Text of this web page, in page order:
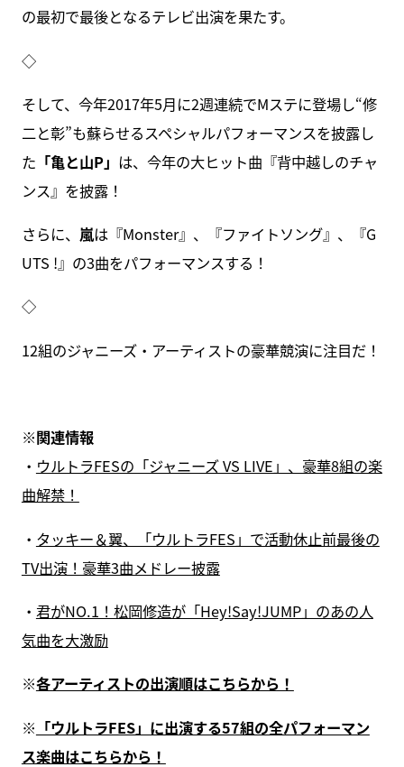
の最初で最後となるテレビ出演を果たす。
◇
そして、今年2017年5月に2週連続でMステに登場し“修
二と彰”も蘇らせるスペシャルパフォーマンスを披露し
た 「亀と山P」 は、今年の大ヒット曲『背中越しのチャ
ンス』を披露！
さらに、 嵐は『Monster』、『ファイトソング』、『G
UTS !』の3曲をパフォーマンスする！
◇
12組のジャニーズ・アーティストの豪華競演に注目だ！
※関連情報
・ ウルトラFESの「ジャニーズ VS LIVE」、豪華8組の楽
曲解禁！
・ タッキー＆翼、「ウルトラFES」で活動休止前最後の
TV出演！豪華3曲メドレー披露
・ 君がNO.1！松岡修造が「Hey!Say!JUMP」のあの人
気曲を大激励
※各アーティストの出演順はこちらから！
※ 「ウルトラFES」に出演する57組の全パフォーマン
ス楽曲はこちらから！